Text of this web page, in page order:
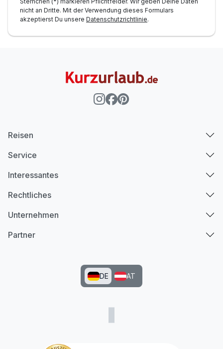
nicht an Dritte. Mit der Verwendung dieses Formulars
akzeptierst Du unsere Datenschutzrichtlinie.
Reisen
Service
Interessantes
Rechtliches
Unternehmen
Partner
DE AT